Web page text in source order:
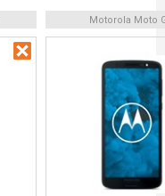
Motorola Moto